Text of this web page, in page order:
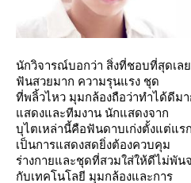
นักวิจารณ์บอกว่า สิ่งที่ชอบที่สุดเล
ฟันสวยมาก ความรุนแรง ชุด
ที่พลิ้วไหว มุมกล้องถือว่าทำได้ดีม
สดงและทีมงาน นักแสดงจาก
บุไตเหล่านี้คือฟันดาบเก่งตั้งแต่แร
เป็นการแสดงสดยิ่งต้องควบคุม
ร่างกายและชุดที่สวมใส่ให้ดีไม่พัน
กับเทคโนโลยี มุมกล้องและการ